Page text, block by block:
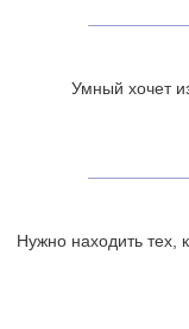
Умный хочет
Нужно находить тех,